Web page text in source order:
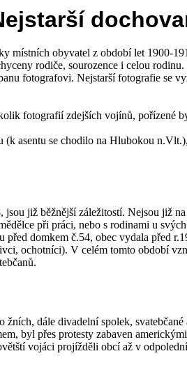
místních obyvatel z období let 1900-
rodiče, sourozence i celou
fotografovi. Nejstarší fotografie se
fotografií zdejších vojínů, pořízené
asentu se chodilo na Hlubokou
již běžnější záležitostí. Nejsou již
při práci, nebo s rodinami u
domkem č.54, obec vydala před
ochotníci). V celém tomto období
dále divadelní spolek,
byl přes protesty zabaven
vojáci projížděli obcí až v